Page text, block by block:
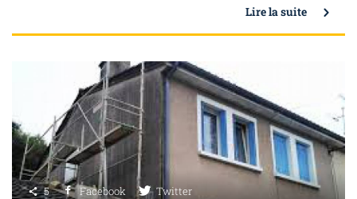
Lire la suite
5 Facebook Twitter